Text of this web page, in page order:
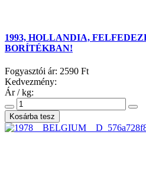
1993, HOLLANDIA,
BORÍTÉKBAN!
Fogyasztói ár: 2590 Ft
Kedvezmény:
Ár / kg: